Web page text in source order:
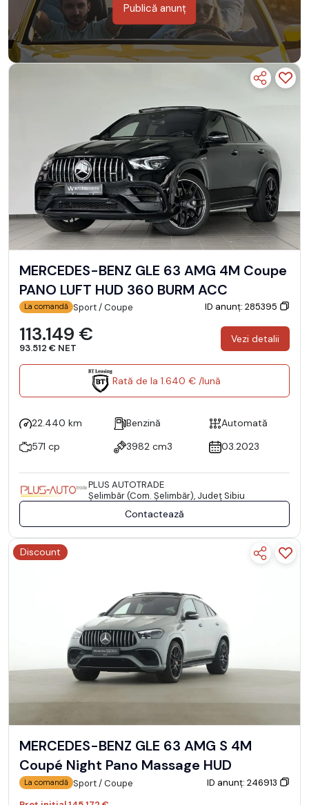
Publică anunț
MERCEDES-BENZ GLE 63 AMG 4M Coupe
PANO LUFT HUD 360 BURM ACC
La comandă Sport / Coupe ID anunț: 285395
113.149 €
93.512 € NET
Vezi detalii
Rată de la 1.640 € /lună
22.440 km Benzină
Automată
571 cp
3982 cm3 03.2023
PLUS AUTOTRADE
Şelimbăr (Com. Şelimbăr), Județ Sibiu
Contactează
Discount
MERCEDES-BENZ GLE 63 AMG S 4M
Coupé Night Pano Massage HUD
La comandă Sport / Coupe
ID anunț: 246913